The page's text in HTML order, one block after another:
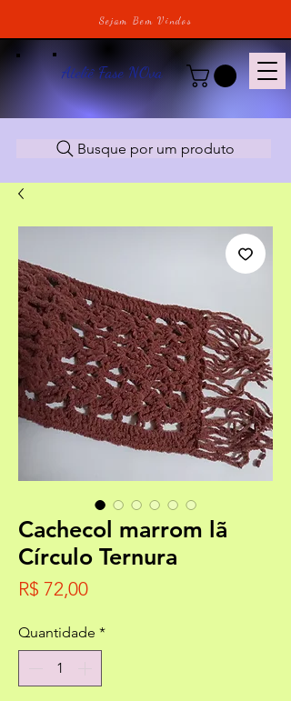
Sejam Bem Vindos
Ateliê Fase NOva
Busque por um produto
Cachecol marrom lã
Círculo Ternura
R$ 72,00Preço
Quantidade *